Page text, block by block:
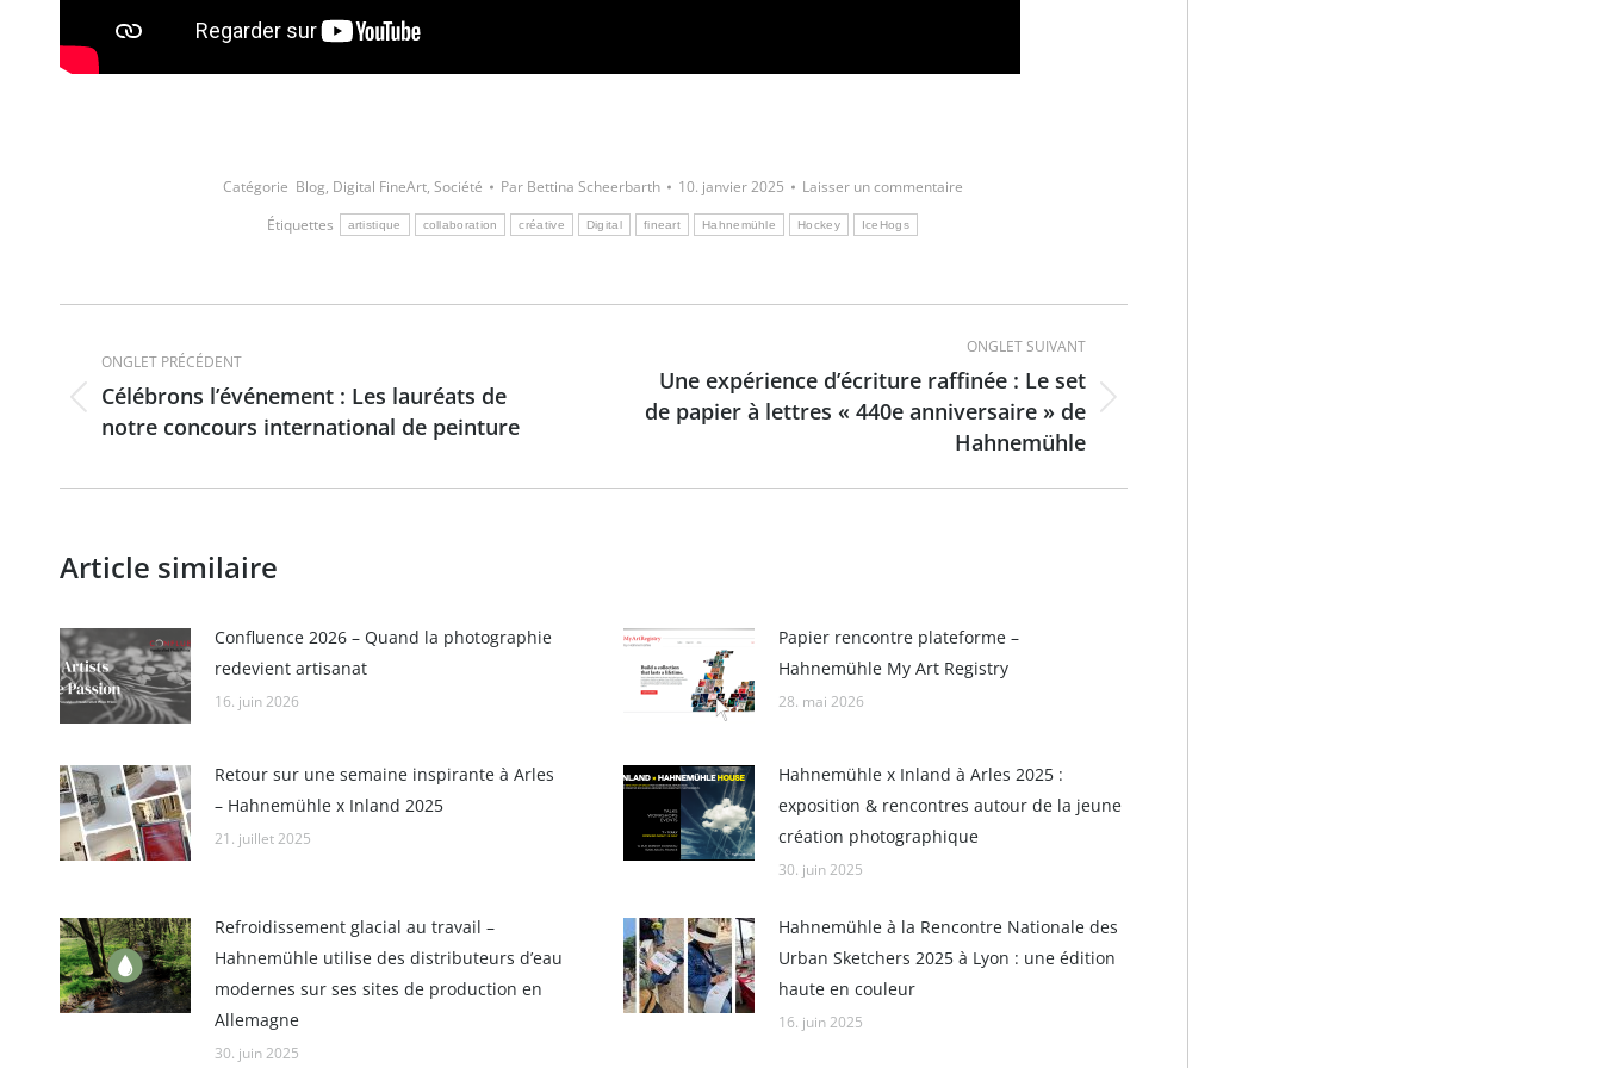
Catégorie Blog, Digital FineArt,Société Par Bettina Scheerbarth 10. janvier 2025
Laisser un commentaire
Étiquettes
artistique collaboration créative Digital fineart Hahnemühle Hockey IceHogs
de
commentaire
ONGLET PRÉCÉDENT
Onglet
précédent
Célébrons l’événement : Les lauréats de
notre concours international de peinture
ONGLET SUIVANT
Onglet
Une expérience d’écriture raffinée : Le set
de papier à lettres « 440e anniversaire » de
Hahnemühle
Article similaire
Confluence 2026 – Quand la photographie
redevient artisanat
16. juin 2026
Papier rencontre plateforme –
Hahnemühle My Art Registry
28. mai 2026
Retour sur une semaine inspirante à Arles
– Hahnemühle x Inland 2025
21. juillet 2025
Hahnemühle x Inland à Arles 2025 :
exposition & rencontres autour de la jeune
création photographique
30. juin 2025
Refroidissement glacial au travail –
Hahnemühle utilise des distributeurs d’eau
modernes sur ses sites de production en
Allemagne
30. juin 2025
Hahnemühle à la Rencontre Nationale des
Urban Sketchers 2025 à Lyon : une édition
haute en couleur
16. juin 2025